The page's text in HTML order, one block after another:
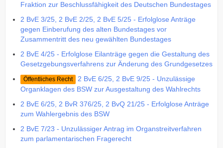
Fraktion zur Beschlussfähigkeit des Deutschen Bundestages
2 BvE 3/25, 2 BvE 2/25, 2 BvE 5/25 - Erfolglose Anträge
gegen Einberufung des alten Bundestages vor
Zusammentritt des neu gewählten Bundestages
2 BvE 4/25 - Erfolglose Eilanträge gegen die Gestaltung des
Gesetzgebungsverfahrens zur Änderung des Grundgesetzes
Öffentliches Recht
2 BvE 6/25, 2 BvE 9/25 - Unzulässige
Organklagen des BSW zur Ausgestaltung des Wahlrechts
2 BvE 6/25, 2 BvR 376/25, 2 BvQ 21/25 - Erfolglose Anträge
zum Wahlergebnis des BSW
2 BvE 7/23 - Unzulässiger Antrag im Organstreitverfahren
zum parlamentarischen Fragerecht